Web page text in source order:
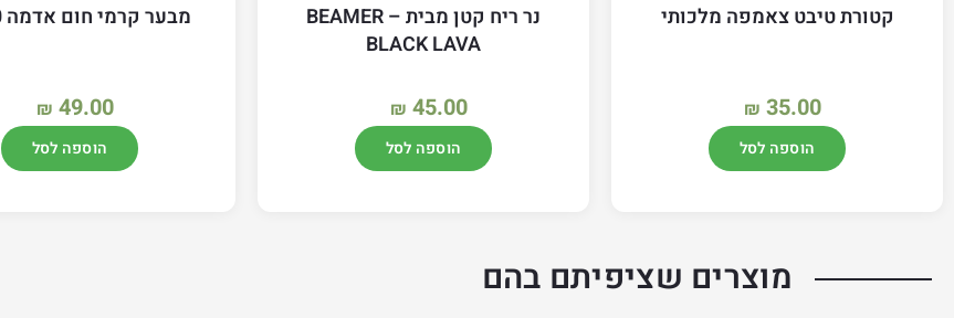
קטורת טיבט צאמפה מלכותי
₪ 35.00
הוספה לסל
נר ריח קטן מבית BEAMER –
BLACK LAVA
₪ 45.00
הוספה לסל
מבער קרמי חום אדמה 10 סמ
₪ 49.00
הוספה לסל
מוצרים שציפיתם בהם